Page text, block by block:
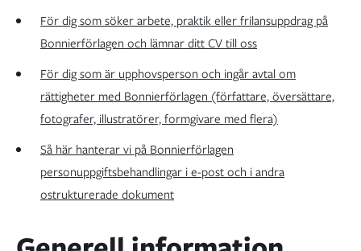
För dig som söker arbete, praktik eller frilansuppdrag på
Bonnierförlagen och lämnar ditt CV till oss
För dig som är upphovsperson och ingår avtal om
rättigheter med Bonnierförlagen (författare, översättare,
fotografer, illustratörer, formgivare med flera)
Så här hanterar vi på Bonnierförlagen
personuppgiftsbehandlingar i e-post och i andra
ostrukturerade dokument